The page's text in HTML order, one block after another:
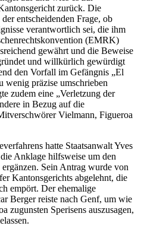
zurück. Die
entscheidenden Frage, ob
verantwortlich sei, die ihm
(EMRK)
gewährt und die Beweise
und willkürlich gewürdigt
den Vorfall im Gefängnis „El
präzise umschrieben
zudem eine „Verletzung der
in Bezug auf die
Vielmann, Figueroa
hatte Staatsanwalt Yves
Anklage hilfsweise um den
Sein Antrag wurde von
Kantonsgerichts abgelehnt, die
empört. Der ehemalige
Berger reiste nach Genf, um wie
zugunsten Sperisens auszusagen,